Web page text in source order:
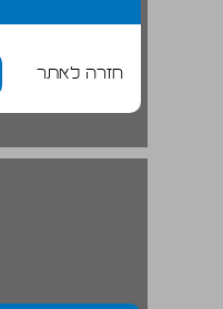
חזרה לאתר